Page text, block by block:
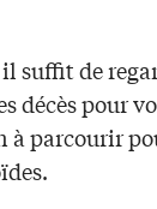
suffit de
décès pour
à parcourir